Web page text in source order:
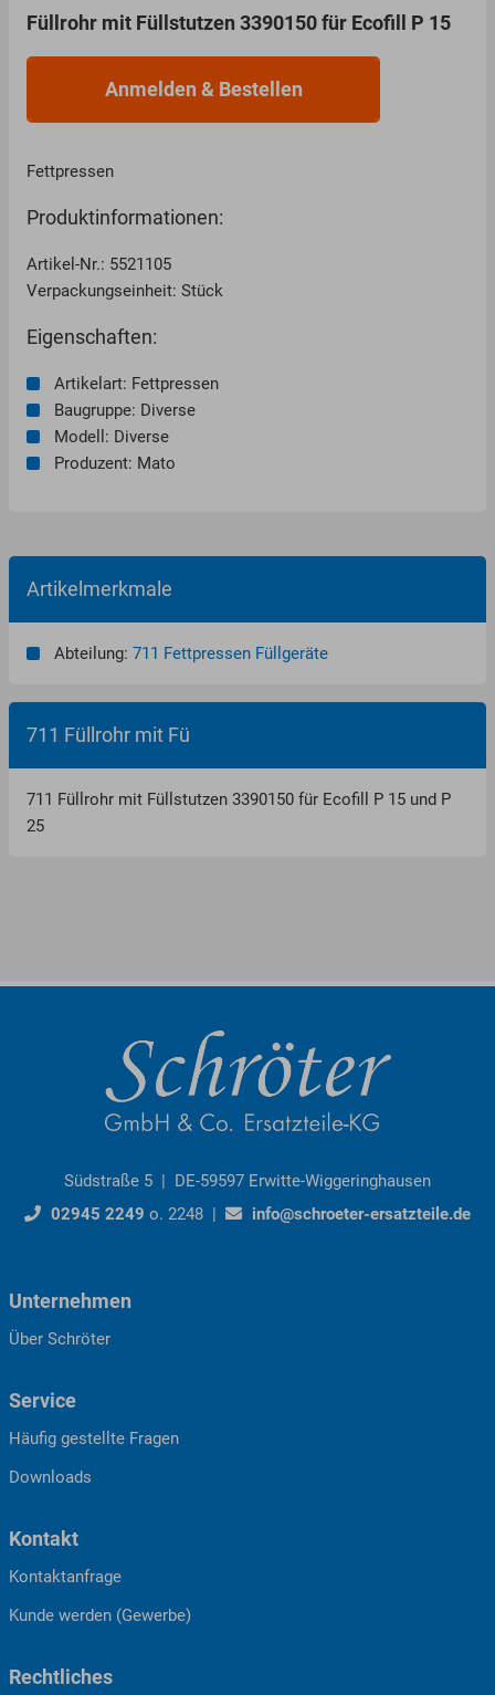
Füllrohr mit Füllstutzen 3390150 für Ecofill P 15
Fettpressen
Produktinformationen:
Artikel-Nr.: 5521105
Verpackungseinheit: Stück
Eigenschaften:
Artikelart: Fettpressen
Baugruppe: Diverse
Modell: Diverse
Produzent: Mato
Artikelmerkmale
Abteilung: 711 Fettpressen Füllgeräte
711 Füllrohr mit Fü
711 Füllrohr mit Füllstutzen 3390150 für Ecofill P 15 und P
25
Südstraße 5 | DE-59597 Erwitte-Wiggeringhausen
02945 2249 o. 2248 | info@schroeter-ersatzteile.de
Unternehmen
Über Schröter
Service
Häufig gestellte Fragen
Downloads
Kontakt
Kontaktanfrage
Kunde werden (Gewerbe)
Rechtliches